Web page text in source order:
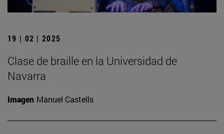
19 | 02 | 2025
Clase de braille en la Universidad de
Navarra
Imagen Manuel Castells